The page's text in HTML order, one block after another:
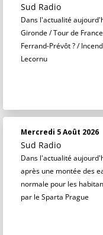
Sud Radio
Dans l'actualité
Gironde / Tour de
Ferrand-Prévôt ? /
Lecornu
Mercredi 5 Août 2026
Sud Radio
Dans l'actualité
après une montée des
normale pour les
par le Sparta Prague